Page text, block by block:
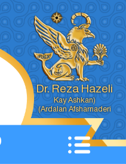
Dr. Reza Hazeli
Ardalan Afsharnaderi)